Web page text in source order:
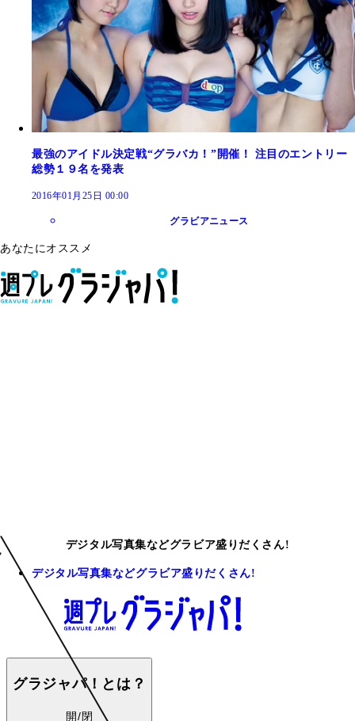
最強のアイドル決定戦“グラバカ！”開催！ 注目のエントリー
総勢１９名を発表
2016年01月25日 00:00
グラビアニュース
あなたにオススメ
デジタル写真集などグラビア盛りだくさん!
デジタル写真集などグラビア盛りだくさん!
グラジャパ！とは？
開/閉